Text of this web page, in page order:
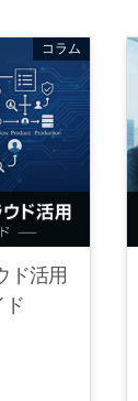
コラム
ド活用
ド